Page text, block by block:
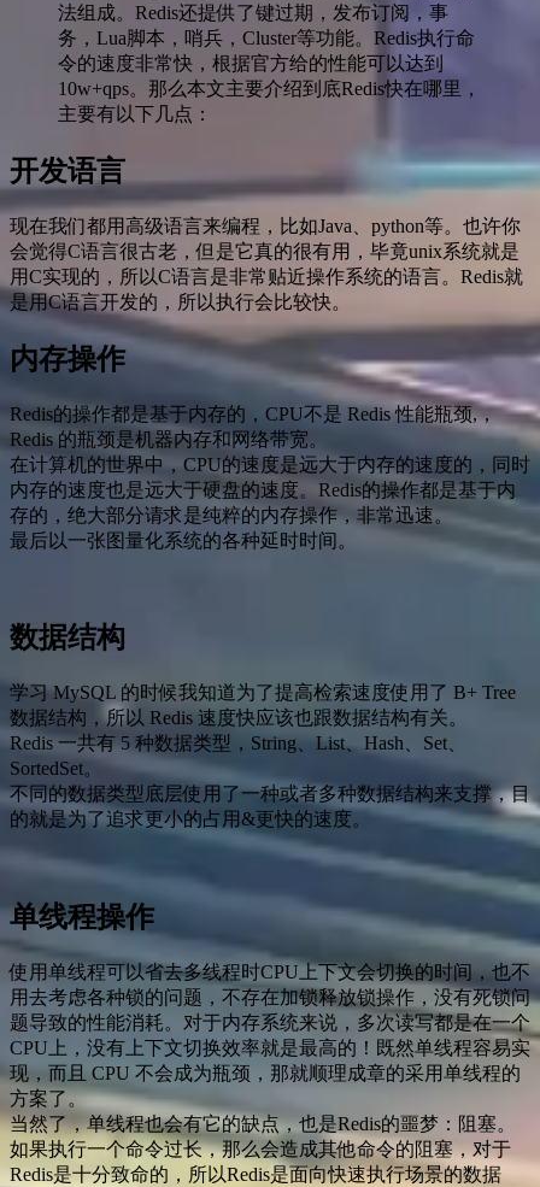
法组成。Redis还提供了键过期，发布订阅，事
务，Lua脚本，哨兵，Cluster等功能。Redis执行命
令的速度非常快，根据官方给的性能可以达到
10w+qps。那么本文主要介绍到底Redis快在哪里，
主要有以下几点：
开发语言
现在我们都用高级语言来编程，比如Java、python等。也许你
会觉得C语言很古老，但是它真的很有用，毕竟unix系统就是
用C实现的，所以C语言是非常贴近操作系统的语言。Redis就
是用C语言开发的，所以执行会比较快。
内存操作
Redis的操作都是基于内存的，CPU不是 Redis 性能瓶颈,，
Redis 的瓶颈是机器内存和网络带宽。
在计算机的世界中，CPU的速度是远大于内存的速度的，同时
内存的速度也是远大于硬盘的速度。Redis的操作都是基于内
存的，绝大部分请求是纯粹的内存操作，非常迅速。
最后以一张图量化系统的各种延时时间。
数据结构
学习 MySQL 的时候我知道为了提高检索速度使用了 B+ Tree
数据结构，所以 Redis 速度快应该也跟数据结构有关。
Redis 一共有 5 种数据类型，String、List、Hash、Set、
SortedSet。
不同的数据类型底层使用了一种或者多种数据结构来支撑，目
的就是为了追求更小的占用&更快的速度。
单线程操作
使用单线程可以省去多线程时CPU上下文会切换的时间，也不
用去考虑各种锁的问题，不存在加锁释放锁操作，没有死锁问
题导致的性能消耗。对于内存系统来说，多次读写都是在一个
CPU上，没有上下文切换效率就是最高的！既然单线程容易实
现，而且 CPU 不会成为瓶颈，那就顺理成章的采用单线程的
方案了。
当然了，单线程也会有它的缺点，也是Redis的噩梦：阻塞。
如果执行一个命令过长，那么会造成其他命令的阻塞，对于
Redis是十分致命的，所以Redis是面向快速执行场景的数据